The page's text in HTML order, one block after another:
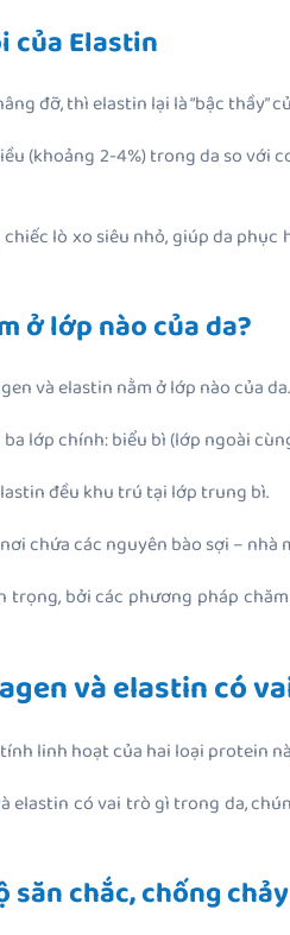
của Elastin
đỡ, thì elastin lại là “bậc thầy”
(khoảng 2-4%) trong da so
lò xo siêu nhỏ, giúp da
ở lớp nào của da?
và elastin nằm ở lớp nào của da.
lớp chính: biểu bì (lớp ngoài
đều khu trú tại lớp trung bì.
chứa các nguyên bào sợi –
bởi các phương pháp
và elastin có
linh hoạt của hai loại protein
elastin có vai trò gì trong da,
săn chắc, chống